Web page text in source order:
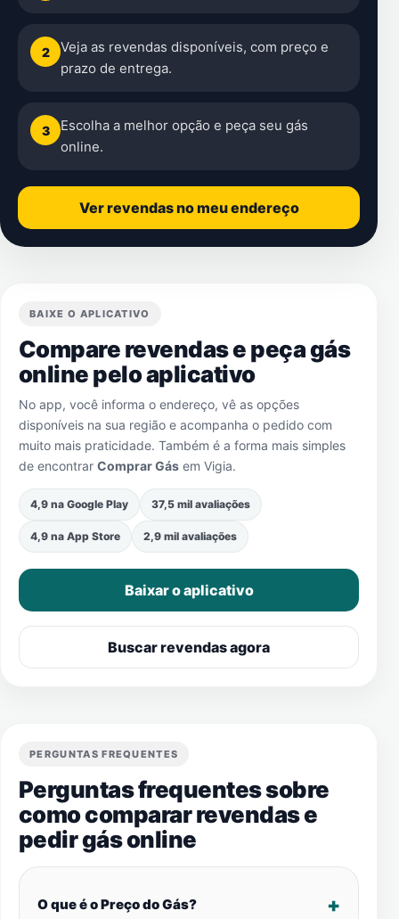
2
Veja as revendas disponíveis, com preço e
prazo de entrega.
3
Escolha a melhor opção e peça seu gás
online.
Ver revendas no meu endereço
BAIXE O APLICATIVO
Compare revendas e peça gás
online pelo aplicativo
No app, você informa o endereço, vê as opções
disponíveis na sua região e acompanha o pedido com
muito mais praticidade. Também é a forma mais simples
de encontrar Comprar Gás em Vigia.
4,9 na Google Play 37,5 mil avaliações
4,9 na App Store 2,9 mil avaliações
Baixar o aplicativo
Buscar revendas agora
PERGUNTAS FREQUENTES
Perguntas frequentes sobre
como comparar revendas e
pedir gás online
O que é o Preço do Gás?